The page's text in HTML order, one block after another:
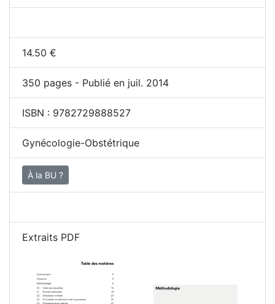
14.50 €
350 pages - Publié en juil. 2014
ISBN : 9782729888527
Gynécologie-Obstétrique
À la BU ?
Extraits PDF